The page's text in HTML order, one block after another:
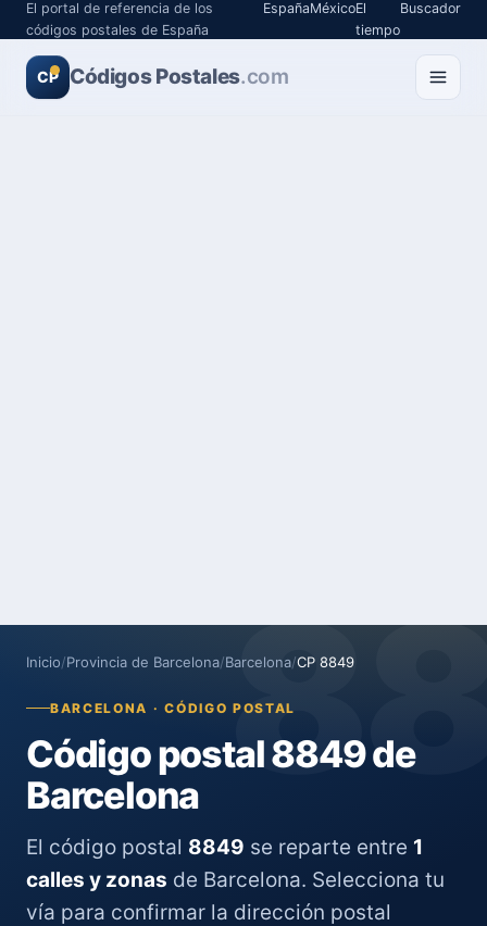
El portal de referencia de los
códigos postales de España
EspañaMéxicoEl
tiempo
Buscador
CP Códigos Postales.com
Inicio/Provincia de Barcelona/Barcelona/CP 8849
BARCELONA · CÓDIGO POSTAL
Código postal 8849 de
Barcelona
El código postal 8849 se reparte entre 1
calles y zonas de Barcelona. Selecciona tu
vía para confirmar la dirección postal